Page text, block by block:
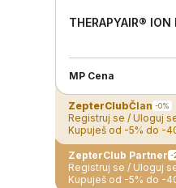
THERAPYAIR®
MP Cena
ZepterClubČlan -0%
Registruj se / Uloguj
Kupuješ od -5% do -
ZepterClub Partner -
Registruj se / Uloguj
Kupuješ od -5% do -